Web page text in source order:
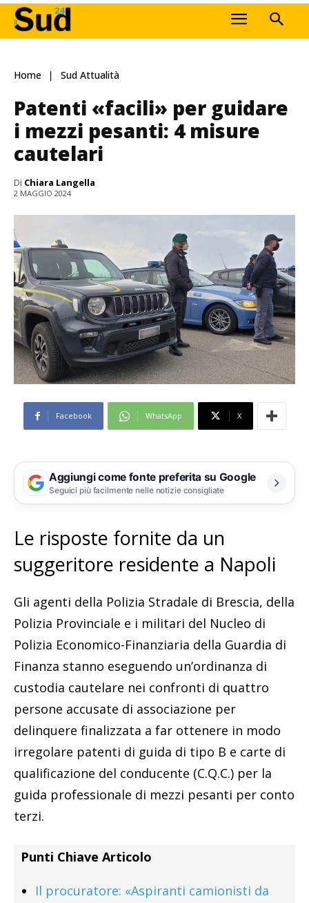
Home Sud Attualità
Patenti «facili» per guidare
i mezzi pesanti: 4 misure
cautelari
Di Chiara Langella
2 MAGGIO 2024
Facebook WhatsApp X
Aggiungi come fonte preferita su Google
Seguici più facilmente nelle notizie consigliate
Le risposte fornite da un
suggeritore residente a Napoli
Gli agenti della Polizia Stradale di Brescia, della
Polizia Provinciale e i militari del Nucleo di
Polizia Economico-Finanziaria della Guardia di
Finanza stanno eseguendo un’ordinanza di
custodia cautelare nei confronti di quattro
persone accusate di associazione per
delinquere finalizzata a far ottenere in modo
irregolare patenti di guida di tipo B e carte di
qualificazione del conducente (C.Q.C.) per la
guida professionale di mezzi pesanti per conto
terzi.
Punti Chiave Articolo
Il procuratore: «Aspiranti camionisti da